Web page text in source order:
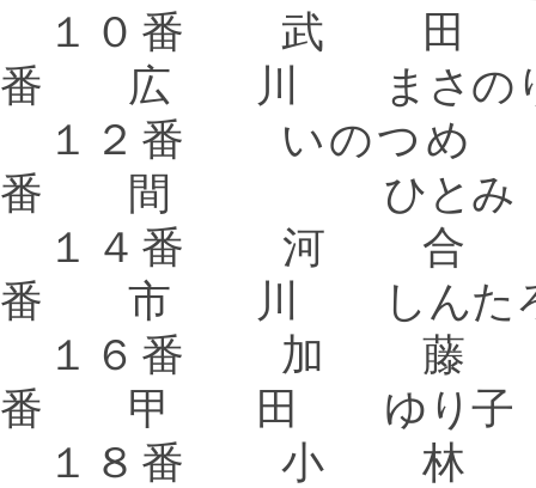
１０番 武
番 広 川 まさの
１２番 い
番 間 ひとみ
１４番 河
番 市 川 しんた
１６番 加
番 甲 田 ゆり子
１８番 小